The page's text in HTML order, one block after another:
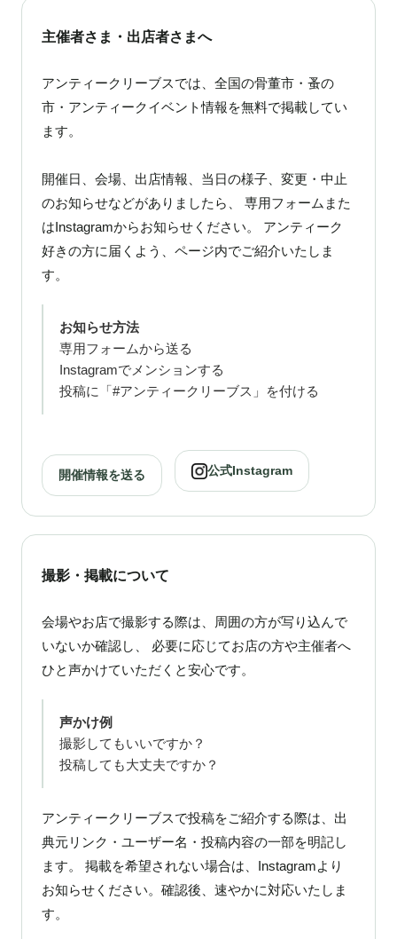
主催者さま・出店者さまへ
アンティークリーブスでは、全国の骨董市・蚤の
市・アンティークイベント情報を無料で掲載してい
ます。
開催日、会場、出店情報、当日の様子、変更・中止
のお知らせなどがありましたら、 専用フォームまた
はInstagramからお知らせください。 アンティーク
好きの方に届くよう、ページ内でご紹介いたしま
す。
お知らせ方法
専用フォームから送る
Instagramでメンションする
投稿に「#アンティークリーブス」を付ける
開催情報を送る 公式Instagram
撮影・掲載について
会場やお店で撮影する際は、周囲の方が写り込んで
いないか確認し、 必要に応じてお店の方や主催者へ
ひと声かけていただくと安心です。
声かけ例
撮影してもいいですか？
投稿しても大丈夫ですか？
アンティークリーブスで投稿をご紹介する際は、出
典元リンク・ユーザー名・投稿内容の一部を明記し
ます。 掲載を希望されない場合は、Instagramより
お知らせください。確認後、速やかに対応いたしま
す。